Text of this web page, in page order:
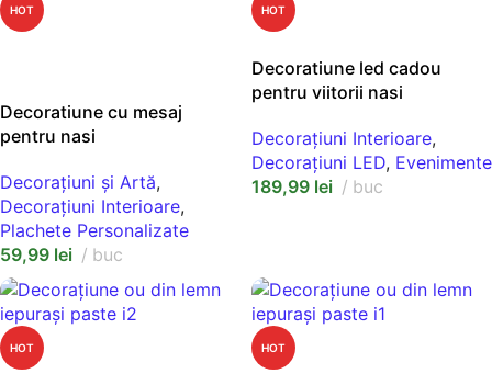
HOT
Decoratiune cu mesaj
pentru nasi
Decorațiuni și Artă,
Decorațiuni Interioare,
Plachete Personalizate
59,99 lei buc
HOT
Decoratiune led cadou
pentru viitorii nasi
Decorațiuni Interioare,
Decorațiuni LED, Evenimente
189,99 lei buc
HOT HOT